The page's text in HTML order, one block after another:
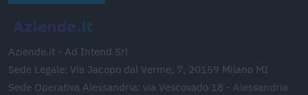
Aziende.it - Ad Intend Srl
Sede Legale: Via Jacopo dal Verme, 7, 20159 Milano MI
Sede Operativa Alessandria: via Vescovado 18 - Alessandria